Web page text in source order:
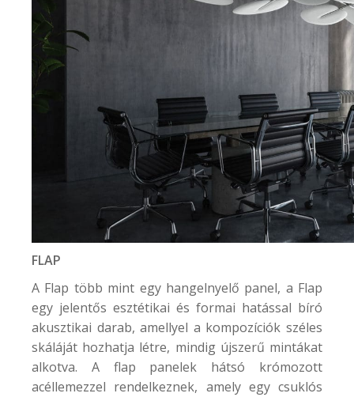
FLAP
A Flap több mint egy hangelnyelő panel, a Flap
egy jelentős esztétikai és formai hatással bíró
akusztikai darab, amellyel a kompozíciók széles
skáláját hozhatja létre, mindig újszerű mintákat
alkotva. A flap panelek hátsó krómozott
acéllemezzel rendelkeznek, amely egy csuklós